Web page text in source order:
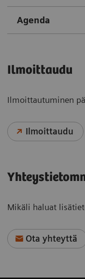
Agenda
Ilmoittaudu
Ilmoittautuminen
Ilmoittaudu
Mikäli haluat
Ota yhteyttä